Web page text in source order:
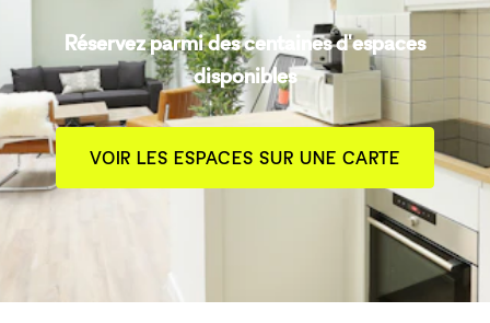
Réservez parmi des centaines d'espaces
disponibles
VOIR LES ESPACES SUR UNE CARTE